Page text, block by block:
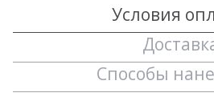
Условия
Способы